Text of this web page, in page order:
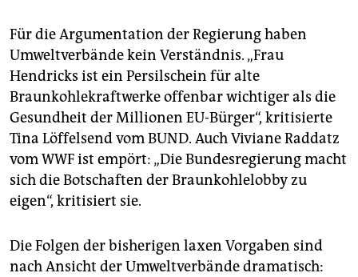
Für die Argumentation der Regierung haben
Umweltverbände kein Verständnis. „Frau
Hendricks ist ein Persilschein für alte
Braunkohlekraftwerke offenbar wichtiger als die
Gesundheit der Millionen EU-Bürger“, kritisierte
Tina Löffelsend vom BUND. Auch Viviane Raddatz
vom WWF ist empört: „Die Bundesregierung macht
sich die Botschaften der Braunkohlelobby zu
eigen“, kritisiert sie.
Die Folgen der bisherigen laxen Vorgaben sind
nach Ansicht der Umweltverbände dramatisch: